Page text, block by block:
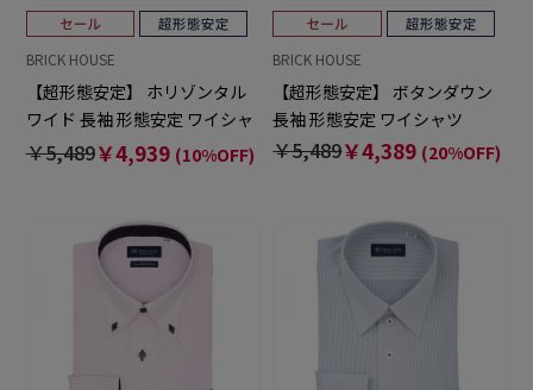
BRICK HOUSE
【超形態安定】 ホリゾンタル
ワイド 長袖 形態安定 ワイシャ
ツ
￥5,489￥4,939 (10%OFF)
BRICK HOUSE
【超形態安定】 ボタンダウン
長袖 形態安定 ワイシャツ
￥5,489￥4,389 (20%OFF)